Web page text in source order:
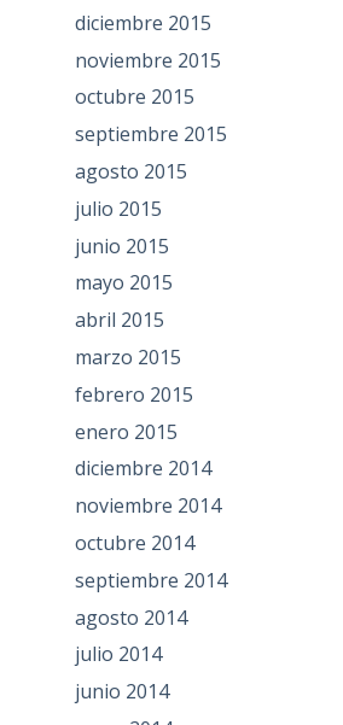
diciembre 2015
noviembre 2015
octubre 2015
septiembre 2015
agosto 2015
julio 2015
junio 2015
mayo 2015
abril 2015
marzo 2015
febrero 2015
enero 2015
diciembre 2014
noviembre 2014
octubre 2014
septiembre 2014
agosto 2014
julio 2014
junio 2014